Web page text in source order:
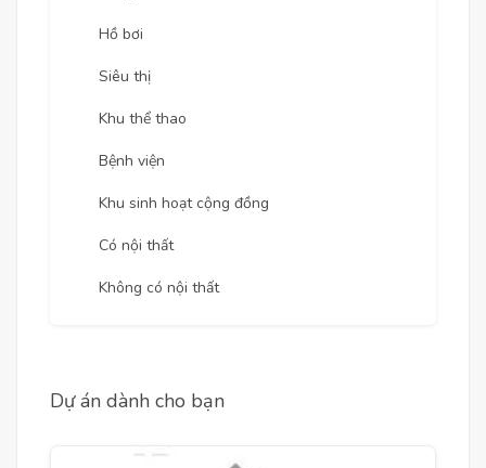
Hồ bơi
Siêu thị
Khu thể thao
Bệnh viện
Khu sinh hoạt cộng đồng
Có nội thất
Không có nội thất
Dự án dành cho bạn